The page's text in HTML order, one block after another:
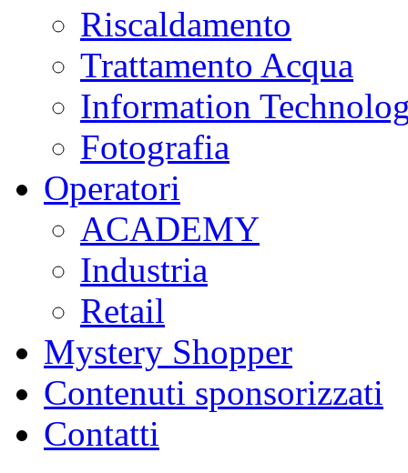
Riscaldamento
Trattamento Acqua
Information
Fotografia
Operatori
ACADEMY
Industria
Retail
Mystery Shopper
Contenuti sponsorizzati
Contatti